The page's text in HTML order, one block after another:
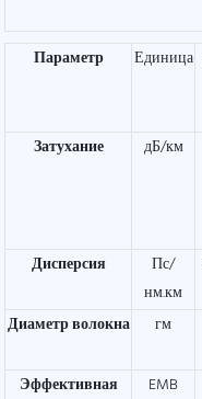
Параметр
Единица
Затухание
дБ/км
Дисперсия
Пс/
нм.км
Диаметр волокна гм
Эффективная
EMB